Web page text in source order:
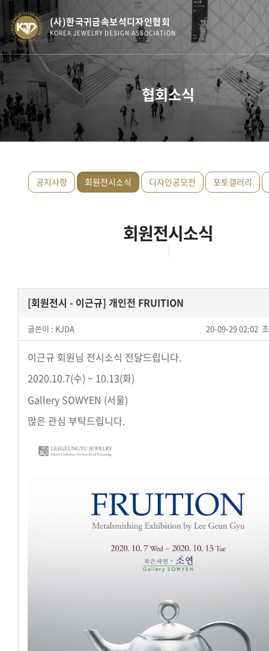
(사)한국귀금속보석디자인협회
KOREA JEWELRY DESIGN ASSOCIATION
협회소식
공지사항 회원전시소식 디자인공모전 포토갤러리
회원전시소식
[회원전시 - 이근규] 개인전 FRUITION
글쓴이 : KJDA 20-09-29 02:02
이근규 회원님 전시소식 전달드립니다.
2020.10.7(수) ~ 10.13(화)
Gallery SOWYEN (서울)
많은 관심 부탁드립니다.